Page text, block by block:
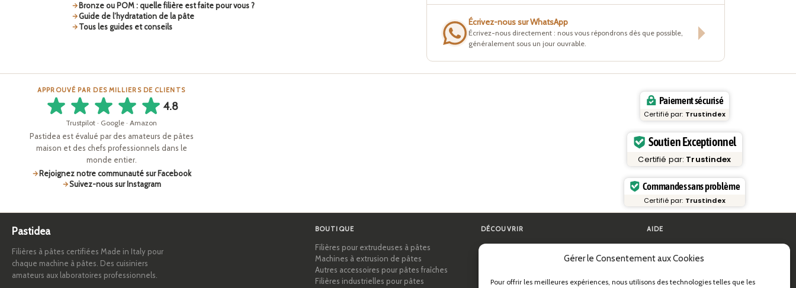
Gérer le Consentement aux Cookies
Pour offrir les meilleures expériences, nous utilisons des technologies telles que les
Bronze ou POM : quelle filière est faite pour vous ?
Guide de l’hydratation de la pâte
Tous les guides et conseils
Écrivez-nous sur WhatsApp
Écrivez-nous directement : nous vous répondrons dès que possible,
généralement sous un jour ouvrable.
APPROUVÉ PAR DES MILLIERS DE CLIENTS
4.8
Trustpilot · Google · Amazon
Pastidea est évalué par des amateurs de pâtes
maison et des chefs professionnels dans le
monde entier.
Rejoignez notre communauté sur Facebook
Suivez-nous sur Instagram
Paiement sécurisé
Certifié par: Trustindex
Soutien Exceptionnel
Certifié par: Trustindex
Commandes sans problème
Certifié par: Trustindex
Pastidea
Filières à pâtes certifiées Made in Italy pour
chaque machine à pâtes. Des cuisiniers
amateurs aux laboratoires professionnels.
BOUTIQUE
Filières pour extrudeuses à pâtes
Machines à extrusion de pâtes
Autres accessoires pour pâtes fraîches
Filières industrielles pour pâtes
DÉCOUVRIR
Certifications
Recettes
AIDE
Contactez-nous
Infos livraison